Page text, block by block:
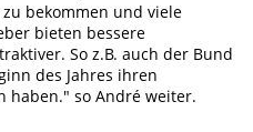
bekommen und viele
bieten bessere
So z.B. auch der Bund
des Jahres ihren
haben." so André weiter.